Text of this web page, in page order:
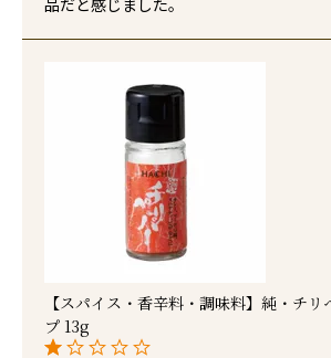
品だと感じました。
【スパイス・香辛料・調味料】純・チリ
プ 13g